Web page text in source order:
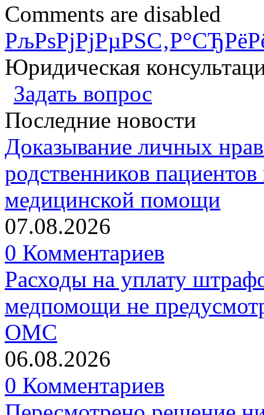
Comments are disabled
Юридическая
Задать вопрос
Последние новости
Доказывание личных
родственников
медицинской помощи
07.08.2026
0 Комментариев
Расходы на уплату
медпомощи не
ОМС
06.08.2026
0 Комментариев